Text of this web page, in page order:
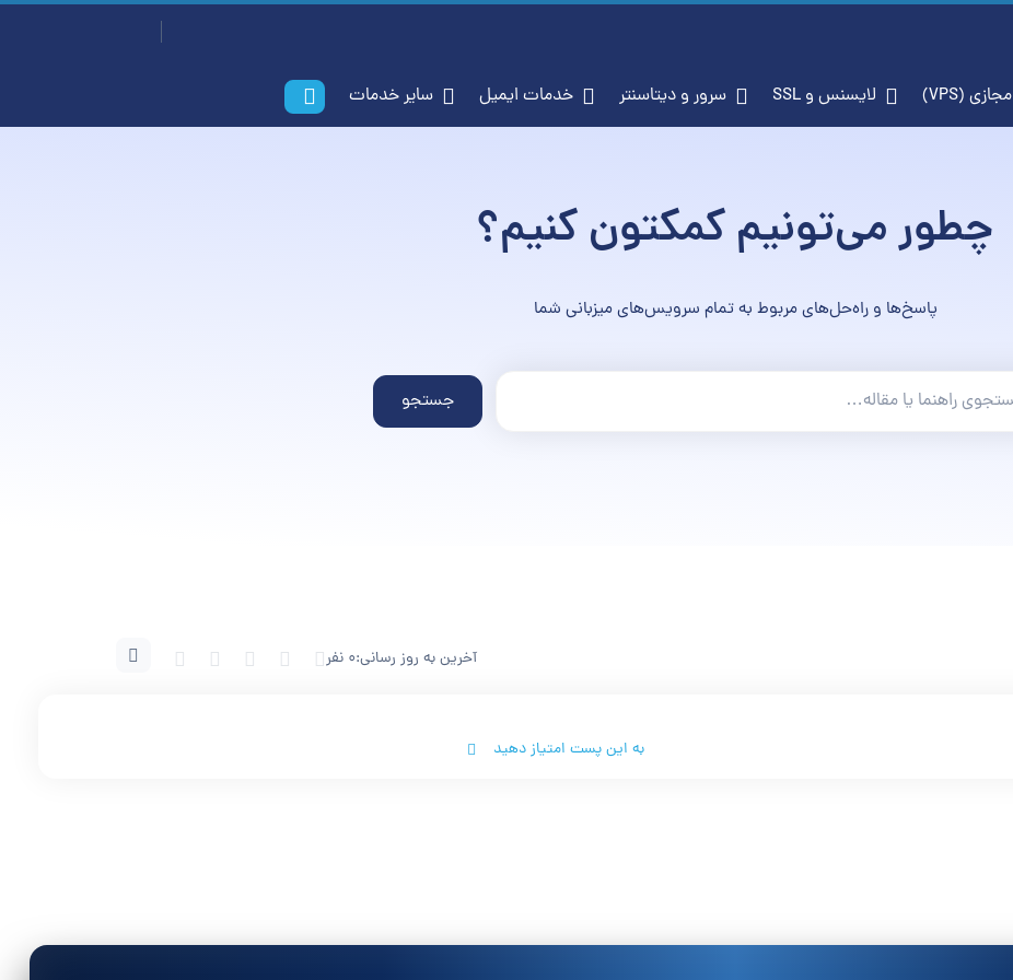
سرور مجازی (VPS) لایسنس و SSL سرور و دیتاسنتر خدمات ایمیل سایر خدمات
چطور می‌تونیم کمکتون کنیم؟
پاسخ‌ها و راه‌حل‌های مربوط به تمام سرویس‌های میزبانی شما
جستجو
آخرین به روز رسانی:0 نفر
به این پست امتیاز دهید